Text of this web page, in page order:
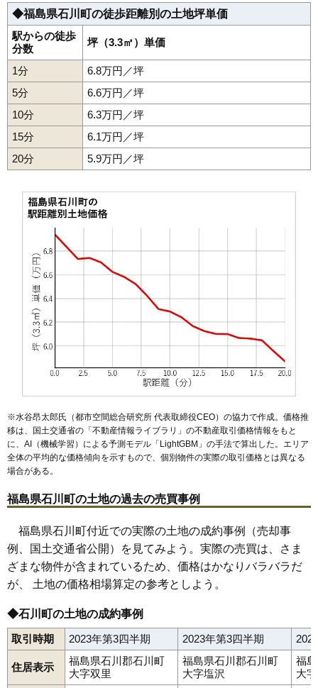
◆福島県石川町の徒歩距離別の土地坪単価
駅からの徒歩
分数
坪（3.3㎡）単価
1分
6.8万円／坪
5分
6.6万円／坪
10分
6.3万円／坪
15分
6.1万円／坪
20分
5.9万円／坪
※水谷昂太郎氏（都市空間総合研究所 代表取締役CEO）の協力で作成。価格推
移は、国土交通省の「不動産情報ライブラリ 」の不動産取引価格情報をもと
に、AI（機械学習）による予測モデル「LightGBM」の手法で算出した。エリア
全体の平均的な価格傾向を示すもので、個別物件の実際の取引価格とは異なる
場合がある。
福島県石川町の土地の過去の売買事例
福島県石川町付近での実際の土地の成約事例（売却事
例、国土交通省公開）を見てみよう。実際の売買は、さま
ざまな物件が含まれているため、価格はかなりバラバラだ
が、 土地の価格相場算定の参考としよう。
◆石川町の土地の成約事例
取引時期 2023年第3四半期 2023年第3四半期
住居表示
福島県石川郡石川町
大字双里
福島県石川郡石川町
大字塩沢
福
大